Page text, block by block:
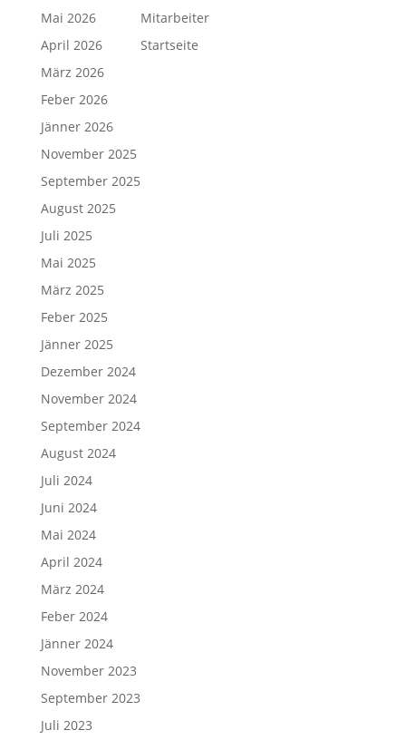
Mai 2026
April 2026
März 2026
Feber 2026
Jänner 2026
November 2025
September 2025
August 2025
Juli 2025
Mai 2025
März 2025
Feber 2025
Jänner 2025
Dezember 2024
November 2024
September 2024
August 2024
Juli 2024
Juni 2024
Mai 2024
April 2024
März 2024
Feber 2024
Jänner 2024
November 2023
September 2023
Juli 2023
Mitarbeiter
Startseite